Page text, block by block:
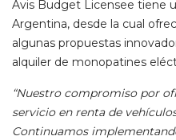
Avis Budget Licensee tiene
Argentina, desde la cual
algunas propuestas
alquiler de monopatines
“Nuestro compromiso por
servicio en renta de
Continuamos